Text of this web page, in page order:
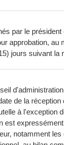
par le président
approbation, au
jours suivant la
de la
à l'exception
est
notamment les